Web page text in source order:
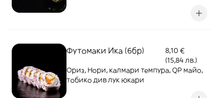
Футомаки Ика (6бр)
8,10 €
(15,84 лв.)
Ориз, Нори, калмари темпура, QP майо,
тобико див лук юкари